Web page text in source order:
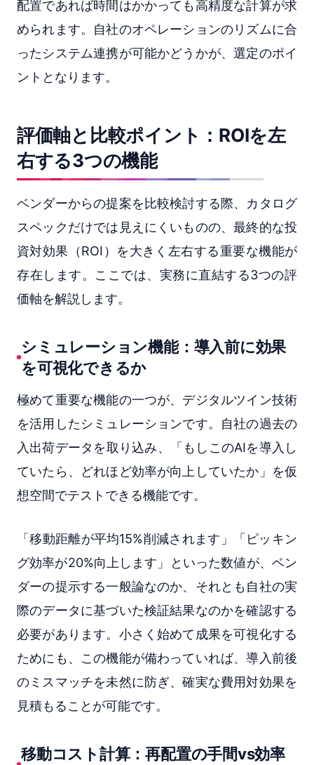
配置であれば時間はかかっても高精度な計算が求
められます。自社のオペレーションのリズムに合
ったシステム連携が可能かどうかが、選定のポイ
ントとなります。
評価軸と比較ポイント：ROIを左
右する3つの機能
ベンダーからの提案を比較検討する際、カタログ
スペックだけでは見えにくいものの、最終的な投
資対効果（ROI）を大きく左右する重要な機能が
存在します。ここでは、実務に直結する3つの評
価軸を解説します。
シミュレーション機能：導入前に効果
を可視化できるか
極めて重要な機能の一つが、デジタルツイン技術
を活用したシミュレーションです。自社の過去の
入出荷データを取り込み、「もしこのAIを導入し
ていたら、どれほど効率が向上していたか」を仮
想空間でテストできる機能です。
「移動距離が平均15%削減されます」「ピッキン
グ効率が20%向上します」といった数値が、ベン
ダーの提示する一般論なのか、それとも自社の実
際のデータに基づいた検証結果なのかを確認する
必要があります。小さく始めて成果を可視化する
ためにも、この機能が備わっていれば、導入前後
のミスマッチを未然に防ぎ、確実な費用対効果を
見積もることが可能です。
移動コスト計算：再配置の手間vs効率